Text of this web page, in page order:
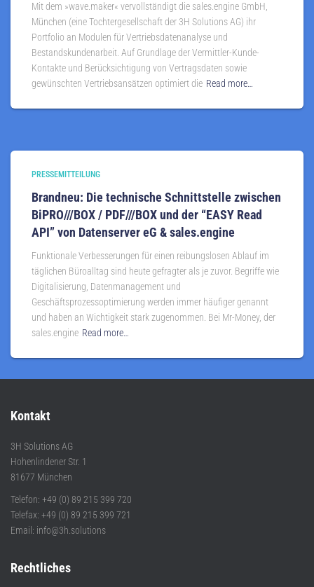
Mit dem »wave.maker« vervollständigt die sales.engine GmbH,
München (eine Tochtergesellschaft der 3H Solutions AG) ihr
Portfolio an Modulen für Vertriebsdatenanalyse und
Bestandskundenarbeit. Auf Grundlage der Vermittler-Kunde-
Kontakte und Berücksichtigung von Vertragsdaten sowie
gewünschten Vertriebsansätzen optimiert die Read more…
PRESSEMITTEILUNG
Brandneu: Die technische Schnittstelle zwischen
BiPRO///BOX / PDF///BOX und der “EASY Read
API” von Datenserver eG & sales.engine
Funktionale Verbesserungen für einen reibungslosen Ablauf im
täglichen Büroalltag sind heute gefragter als je zuvor. Begriffe wie
Digitalisierung, Datenmanagement und
Geschäftsprozessoptimierung werden immer häufiger genannt
und haben an Wichtigkeit stark zugenommen. Bei Mr-Money, der
sales.engine Read more…
Kontakt
3H Solutions AG
Hohenlindener Str. 1
81677 München
Telefon: +49 (0) 89 215 399 720
Telefax: +49 (0) 89 215 399 721
Email: info@3h.solutions
Rechtliches